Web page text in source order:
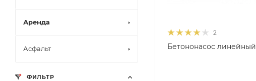
2
Бетононасос линейный
Аренда
Асфальт
ФИЛЬТР